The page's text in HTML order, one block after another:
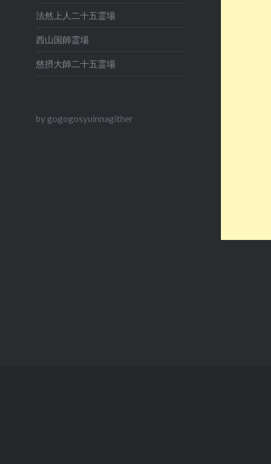
法然上人二十五霊場
西山国師霊場
慈摂大師二十五霊場
by gogogosyuinnagither